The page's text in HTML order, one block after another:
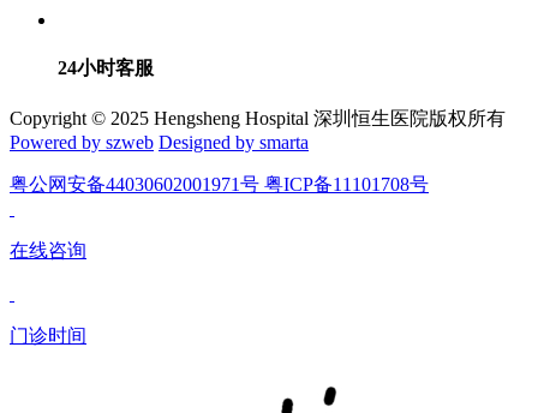
24小时客服
Copyright © 2025 Hengsheng Hospital 深圳恒生医院版权所有
Powered by szweb Designed by smarta
粤公网安备44030602001971号 粤ICP备11101708号
在线咨询
门诊时间